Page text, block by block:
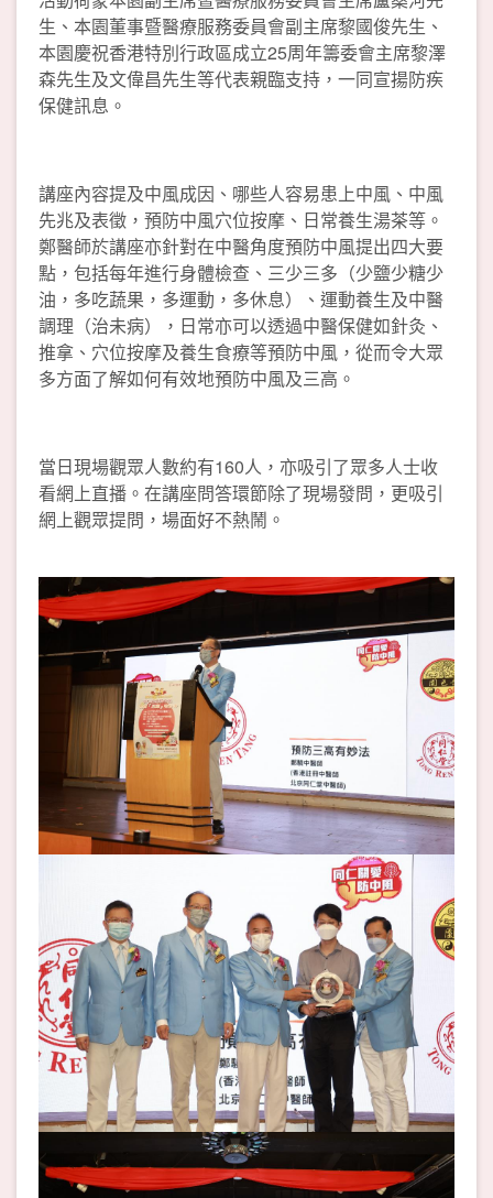
生、本園董事暨醫療服務委員會副主席黎國俊先生、
本園慶祝香港特別行政區成立25周年籌委會主席黎澤
森先生及文偉昌先生等代表親臨支持，一同宣揚防疾
保健訊息。
講座內容提及中風成因、哪些人容易患上中風、中風
先兆及表徵，預防中風穴位按摩、日常養生湯茶等。
鄭醫師於講座亦針對在中醫角度預防中風提出四大要
點，包括每年進行身體檢查、三少三多（少鹽少糖少
油，多吃蔬果，多運動，多休息）、運動養生及中醫
調理（治未病），日常亦可以透過中醫保健如針灸、
推拿、穴位按摩及養生食療等預防中風，從而令大眾
多方面了解如何有效地預防中風及三高。
當日現場觀眾人數約有160人，亦吸引了眾多人士收
看網上直播。在講座問答環節除了現場發問，更吸引
網上觀眾提問，場面好不熱鬧。